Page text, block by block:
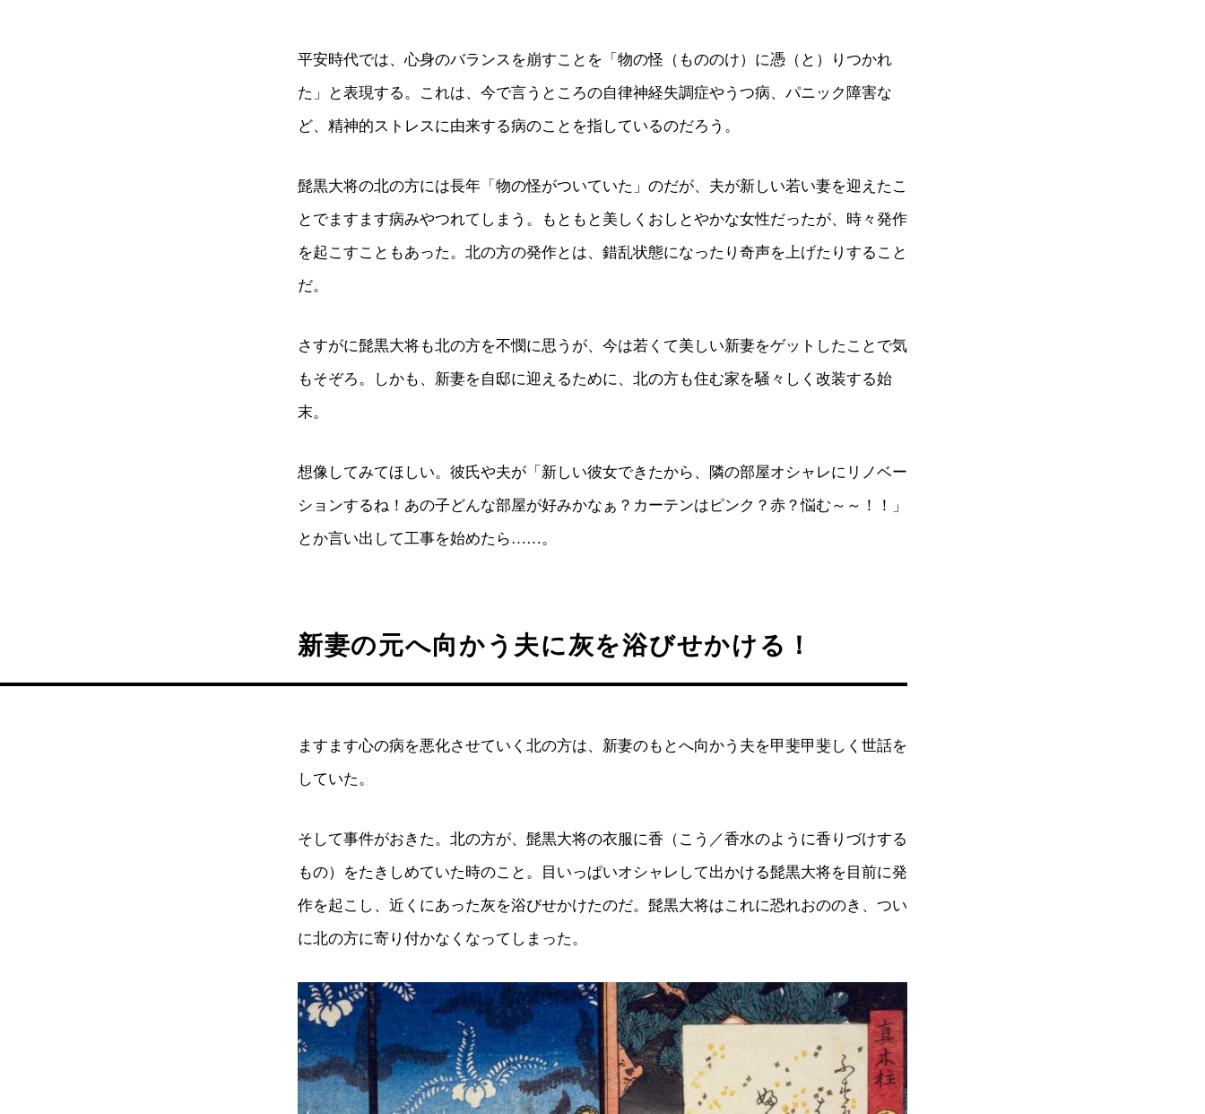
平安時代では、心身のバランスを崩すことを「物の怪（もののけ）に憑（と）りつかれ
た」と表現する。これは、今で言うところの自律神経失調症やうつ病、パニック障害な
ど、精神的ストレスに由来する病のことを指しているのだろう。
髭黒大将の北の方には長年「物の怪がついていた」のだが、夫が新しい若い妻を迎えたこ
とでますます病みやつれてしまう。もともと美しくおしとやかな女性だったが、時々発作
を起こすこともあった。北の方の発作とは、錯乱状態になったり奇声を上げたりすること
だ。
さすがに髭黒大将も北の方を不憫に思うが、今は若くて美しい新妻をゲットしたことで気
もそぞろ。しかも、新妻を自邸に迎えるために、北の方も住む家を騒々しく改装する始
末。
想像してみてほしい。彼氏や夫が「新しい彼女できたから、隣の部屋オシャレにリノベー
ションするね！あの子どんな部屋が好みかなぁ？カーテンはピンク？赤？悩む～～！！」
とか言い出して工事を始めたら……。
新妻の元へ向かう夫に灰を浴びせかける！
ますます心の病を悪化させていく北の方は、新妻のもとへ向かう夫を甲斐甲斐しく世話を
していた。
そして事件がおきた。北の方が、髭黒大将の衣服に香（こう／香水のように香りづけする
もの）をたきしめていた時のこと。目いっぱいオシャレして出かける髭黒大将を目前に発
作を起こし、近くにあった灰を浴びせかけたのだ。髭黒大将はこれに恐れおののき、つい
に北の方に寄り付かなくなってしまった。